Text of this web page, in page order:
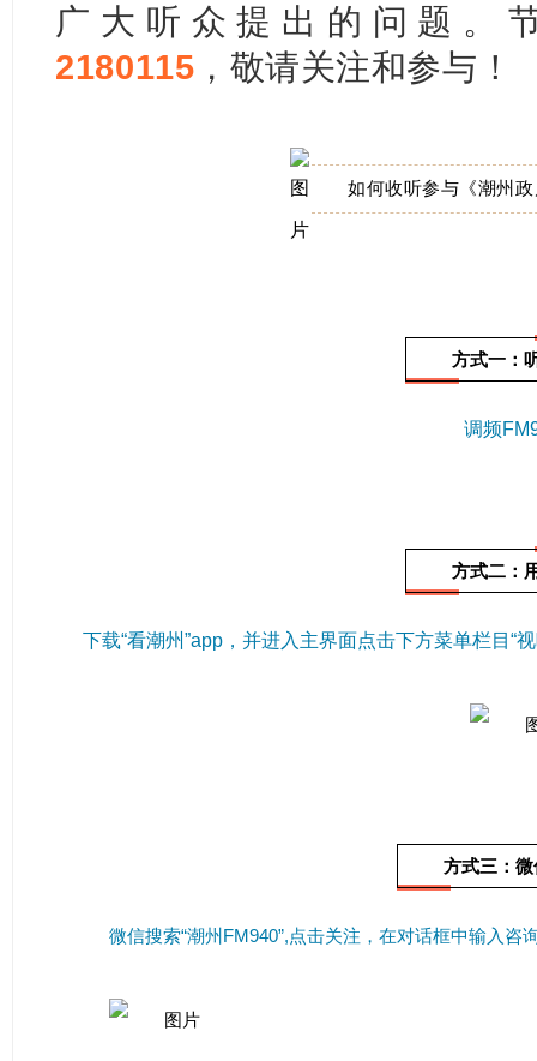
广大听众提出的问题。
2180115 ，敬请关注和参与！
如何收听参与《潮州
方式一：
调频
方式二：
下载“看潮州”app，并进入主界面点击下方菜单栏目“
方式三：
微信搜索“潮州FM940”,点击关注，在对话框中输入咨